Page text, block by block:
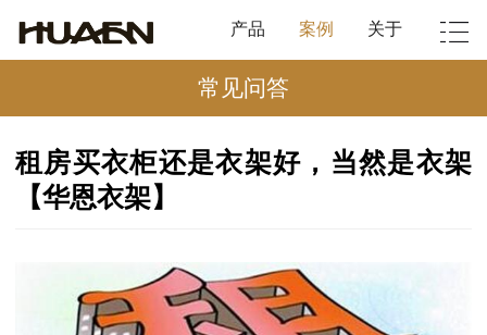
产品 案例 关于
常见问答
租房买衣柜还是衣架好，当然是衣架
【华恩衣架】